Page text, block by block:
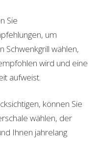
Sie
um
Schwenkgrill wählen,
wird und eine
aufweist.
können Sie
wählen, der
Ihnen jahrelang